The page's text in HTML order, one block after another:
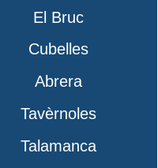
El Bruc
Cubelles
Abrera
Tavèrnoles
Talamanca